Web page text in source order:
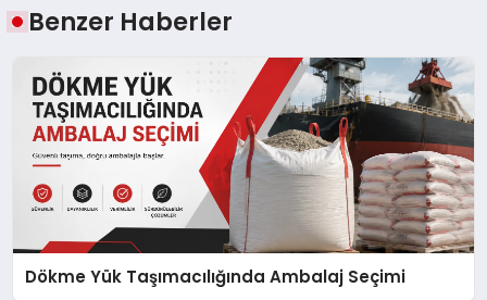
Benzer Haberler
Dökme Yük Taşımacılığında Ambalaj Seçimi